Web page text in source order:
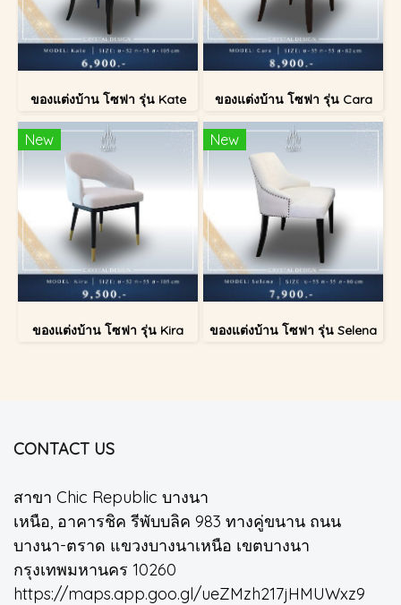
ของแต่งบ้าน โซฟา รุ่น Kate ของแต่งบ้าน โซฟา รุ่น Cara
New
ของแต่งบ้าน โซฟา รุ่น Kira
New
ของแต่งบ้าน โซฟา รุ่น Selena
CONTACT US
สาขา Chic Republic บางนา
เหนือ, อาคารชิค รีพับบลิค 983 ทางคู่ขนาน ถนน
บางนา-ตราด แขวงบางนาเหนือ เขตบางนา
กรุงเทพมหานคร 10260
https://maps.app.goo.gl/ueZMzh217jHMUWxz9